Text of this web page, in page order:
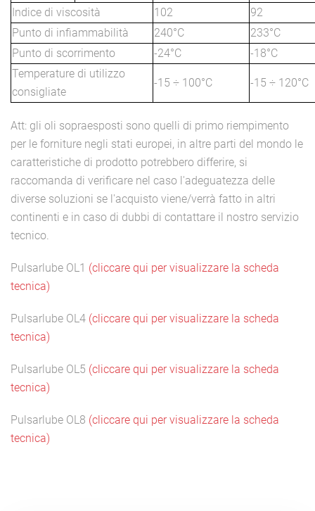
Indice di viscosità
102
92
Punto di infiammabilità
240°C
233°C
Punto di scorrimento
-24°C
-18°C
Temperature di utilizzo
consigliate
-15 ÷ 100°C -15 ÷ 120°C
Att: gli oli sopraesposti sono quelli di primo riempimento
per le forniture negli stati europei, in altre parti del mondo le
caratteristiche di prodotto potrebbero differire, si
raccomanda di verificare nel caso l'adeguatezza delle
diverse soluzioni se l'acquisto viene/verrà fatto in altri
continenti e in caso di dubbi di contattare il nostro servizio
tecnico.
Pulsarlube OL1 (cliccare qui per visualizzare la scheda
tecnica)
Pulsarlube OL4 (cliccare qui per visualizzare la scheda
tecnica)
Pulsarlube OL5 (cliccare qui per visualizzare la scheda
tecnica)
Pulsarlube OL8 (cliccare qui per visualizzare la scheda
tecnica)